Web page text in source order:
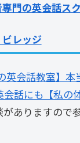
門の英会話ス
レッジ
英会話教室】
話にも【私の
がありますので